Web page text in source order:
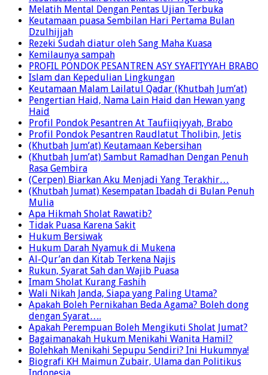
Kesuksesan Anak Ditentukan Oleh Tiga Orang
Melatih Mental Dengan Pentas Ujian Terbuka
Keutamaan puasa Sembilan Hari Pertama Bulan
Dzulhijjah
Rezeki Sudah diatur oleh Sang Maha Kuasa
Kemilaunya sampah
PROFIL PONDOK PESANTREN ASY SYAFI’IYYAH BRABO
Islam dan Kepedulian Lingkungan
Keutamaan Malam Lailatul Qadar (Khutbah Jum’at)
Pengertian Haid, Nama Lain Haid dan Hewan yang
Haid
Profil Pondok Pesantren At Taufiiqiyyah, Brabo
Profil Pondok Pesantren Raudlatut Tholibin, Jetis
(Khutbah Jum’at) Keutamaan Kebersihan
(Khutbah Jum’at) Sambut Ramadhan Dengan Penuh
Rasa Gembira
(Cerpen) Biarkan Aku Menjadi Yang Terakhir…
(Khutbah Jumat) Kesempatan Ibadah di Bulan Penuh
Mulia
Apa Hikmah Sholat Rawatib?
Tidak Puasa Karena Sakit
Hukum Bersiwak
Hukum Darah Nyamuk di Mukena
Al-Qur’an dan Kitab Terkena Najis
Rukun, Syarat Sah dan Wajib Puasa
Imam Sholat Kurang Fashih
Wali Nikah Janda, Siapa yang Paling Utama?
Apakah Boleh Pernikahan Beda Agama? Boleh dong
dengan Syarat….
Apakah Perempuan Boleh Mengikuti Sholat Jumat?
Bagaimanakah Hukum Menikahi Wanita Hamil?
Bolehkah Menikahi Sepupu Sendiri? Ini Hukumnya!